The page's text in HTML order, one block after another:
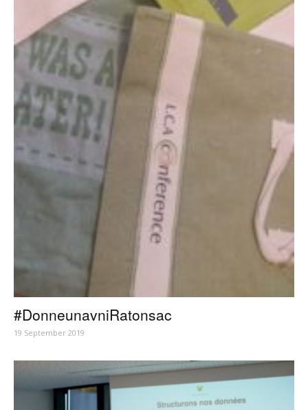
#DonneunavniRatonsac
19 September 2019